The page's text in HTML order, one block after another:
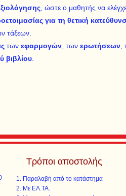
, ώστε ο μαθητής να
για τη θετική
τάξεων.
των εφαρμογών , των ερωτήσεων
βιβλίου
Τρόποι αποστολής
Παραλαβή από το κατάστημα
Με ΕΛ.ΤΑ.​​